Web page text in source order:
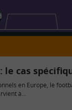
le cas
en Europe, le
à…